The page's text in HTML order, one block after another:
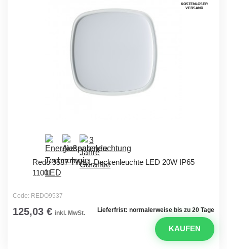
KOSTENLOSER
VERSAND
Redo 9537 TWILL Deckenleuchte LED 20W IP65
1100L
Code: REDO9537
Lieferfrist: normalerweise bis zu 20 Tage
125,03 € inkl. MwSt.
KAUFEN